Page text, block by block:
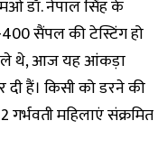
डॉ. नेपाल सिंह के
सैंपल की टेस्टिंग हो
थे, आज यह आंकड़ा
दी हैं। किसी को डरने की
महिलाएं संक्रमित